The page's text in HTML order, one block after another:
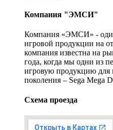
Компания "ЭМСИ"
Компания «ЭМСИ» -
игровой продукции на
компания известна на
года, когда мы одни из
игровую продукцию для
поколения – Sega Mega
Схема проезда